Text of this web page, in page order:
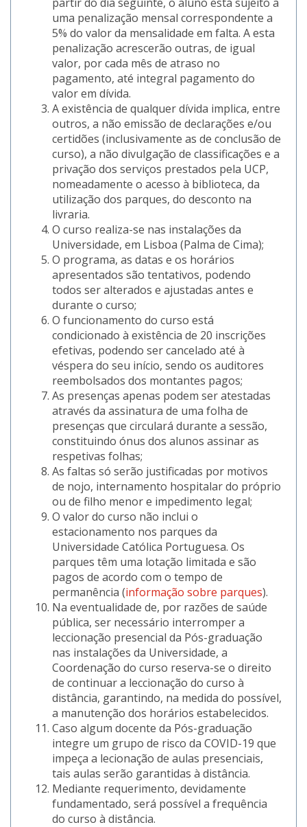
uma penalização mensal correspondente a
5% do valor da mensalidade em falta. A esta
penalização acrescerão outras, de igual
valor, por cada mês de atraso no
pagamento, até integral pagamento do
valor em dívida.
A existência de qualquer dívida implica, entre
outros, a não emissão de declarações e/ou
certidões (inclusivamente as de conclusão de
curso), a não divulgação de classificações e a
privação dos serviços prestados pela UCP,
nomeadamente o acesso à biblioteca, da
utilização dos parques, do desconto na
livraria.
O curso realiza-se nas instalações da
Universidade, em Lisboa (Palma de Cima);
O programa, as datas e os horários
apresentados são tentativos, podendo
todos ser alterados e ajustadas antes e
durante o curso;
O funcionamento do curso está
condicionado à existência de 20 inscrições
efetivas, podendo ser cancelado até à
véspera do seu início, sendo os auditores
reembolsados dos montantes pagos;
As presenças apenas podem ser atestadas
através da assinatura de uma folha de
presenças que circulará durante a sessão,
constituindo ónus dos alunos assinar as
respetivas folhas;
As faltas só serão justificadas por motivos
de nojo, internamento hospitalar do próprio
ou de filho menor e impedimento legal;
O valor do curso não inclui o
estacionamento nos parques da
Universidade Católica Portuguesa. Os
parques têm uma lotação limitada e são
pagos de acordo com o tempo de
permanência (informação sobre parques).
Na eventualidade de, por razões de saúde
pública, ser necessário interromper a
leccionação presencial da Pós-graduação
nas instalações da Universidade, a
Coordenação do curso reserva-se o direito
de continuar a leccionação do curso à
distância, garantindo, na medida do possível,
a manutenção dos horários estabelecidos.
Caso algum docente da Pós-graduação
integre um grupo de risco da COVID-19 que
impeça a lecionação de aulas presenciais,
tais aulas serão garantidas à distância.
Mediante requerimento, devidamente
fundamentado, será possível a frequência
do curso à distância.